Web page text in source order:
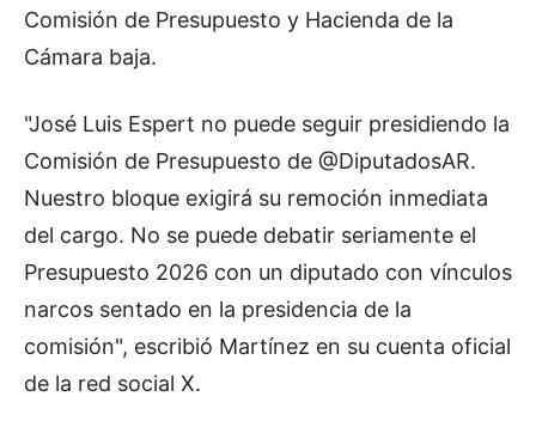
Comisión de Presupuesto y Hacienda de la
Cámara baja.
"José Luis Espert no puede seguir presidiendo la
Comisión de Presupuesto de @DiputadosAR.
Nuestro bloque exigirá su remoción inmediata
del cargo. No se puede debatir seriamente el
Presupuesto 2026 con un diputado con vínculos
narcos sentado en la presidencia de la
comisión", escribió Martínez en su cuenta oficial
de la red social X.